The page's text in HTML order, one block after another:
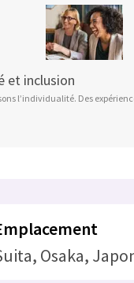
et inclusion
l’individualité. Des
Osaka,